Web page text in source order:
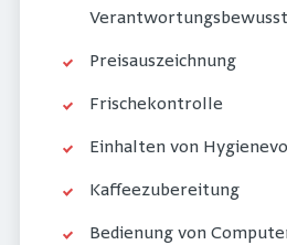
Preisauszeichnung
Frischekontrolle
Einhalten von
Kaffeezubereitung
Bedienung von